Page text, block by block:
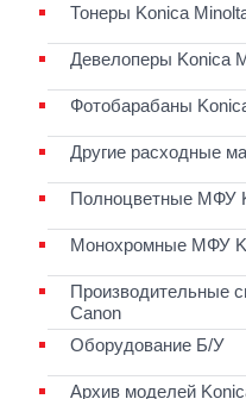
Тонеры Konica
Девелоперы Konica
Фотобарабаны
Другие расходные
Полноцветные МФУ
Монохромные МФУ
Производительные
Canon
Оборудование Б/У
Архив моделей